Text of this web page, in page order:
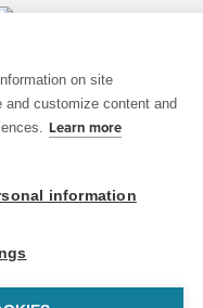
reservados.
on site
and customize content and
Learn more
information